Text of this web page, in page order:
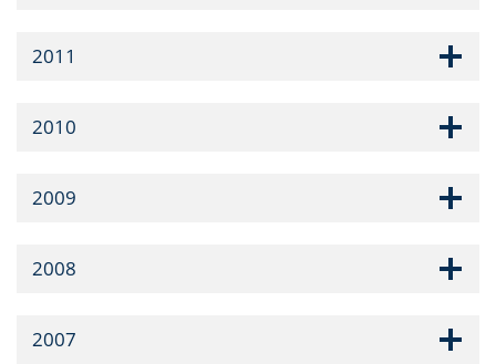
2011
2010
2009
2008
2007